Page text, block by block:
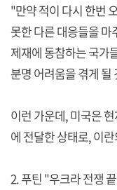
"만약 적이 다시 한번
못한 다른 대응들을
제재에 동참하는 국가
분명 어려움을 겪게 될
이런 가운데, 미국은
에 전달한 상태로, 이
2. 푸틴 "우크라 전쟁